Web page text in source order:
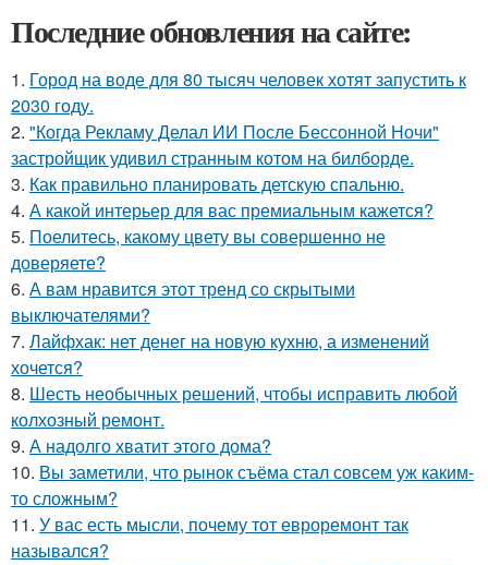
Последние обновления на сайте:
1. Город на воде для 80 тысяч человек хотят запустить к
2030 году.
2. "Когда Рекламу Делал ИИ После Бессонной Ночи"
застройщик удивил странным котом на билборде.
3. Как правильно планировать детскую спальню.
4. А какой интерьер для вас премиальным кажется?
5. Поелитесь, какому цвету вы совершенно не
доверяете?
6. А вам нравится этот тренд со скрытыми
выключателями?
7. Лайфхак: нет денег на новую кухню, а изменений
хочется?
8. Шесть необычных решений, чтобы исправить любой
колхозный ремонт.
9. А надолго хватит этого дома?
10. Вы заметили, что рынок съёма стал совсем уж каким-
то сложным?
11. У вас есть мысли, почему тот евроремонт так
назывался?